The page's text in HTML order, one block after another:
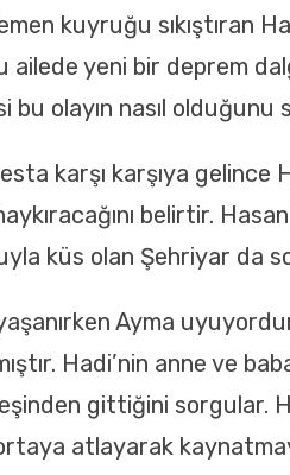
kuyruğu sıkıştıran
ailede yeni bir deprem
bu olayın nasıl olduğunu
karşı karşıya
belirtir.
küs olan Şehriyar da
Ayma
Hadi’nin anne ve
gittiğini sorgular.
atlayarak